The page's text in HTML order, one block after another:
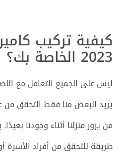
كيفية تركيب
2023 الخاصة بك؟
ليس على الجميع التعامل مع
يريد البعض منا فقط التحقق من
من يزور منزلنا أثناء وجودنا
طريقة للتحقق من أفراد الأسرة أو